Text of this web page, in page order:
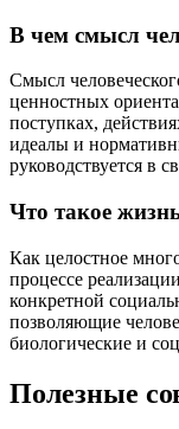
В чем смысл
Смысл
ценностных
поступках,
идеалы и
руководствуется в
Что такое
Как целостное
процессе
конкретной
позволяющие
биологические и
Полезные